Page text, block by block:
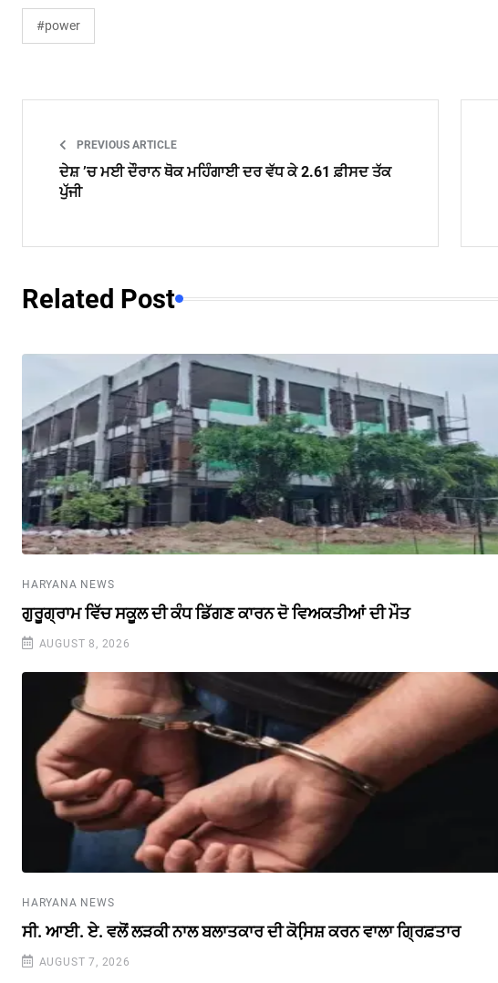
#power
PREVIOUS ARTICLE
ਦੇਸ਼ ’ਚ ਮਈ ਦੌਰਾਨ ਥੋਕ ਮਹਿੰਗਾਈ ਦਰ ਵੱਧ ਕੇ 2.61 ਫ਼ੀਸਦ ਤੱਕ
ਪੁੱਜੀ
Related Post
HARYANA NEWS
ਗੁਰੂਗ੍ਰਾਮ ਵਿੱਚ ਸਕੂਲ ਦੀ ਕੰਧ ਡਿੱਗਣ ਕਾਰਨ ਦੋ ਵਿਅਕਤੀਆਂ ਦੀ ਮੌਤ
AUGUST 8, 2026
HARYANA NEWS
ਸੀ. ਆਈ. ਏ. ਵਲੋਂ ਲੜਕੀ ਨਾਲ ਬਲਾਤਕਾਰ ਦੀ ਕੋਸਿ਼ਸ਼ ਕਰਨ ਵਾਲਾ ਗ੍ਰਿਫ਼ਤਾਰ
AUGUST 7, 2026